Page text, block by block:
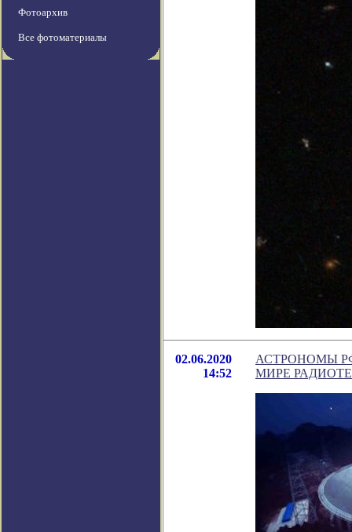
Фотоархив
Все фотоматериалы
02.06.2020
14:52
АСТРОНОМЫ
МИРЕ